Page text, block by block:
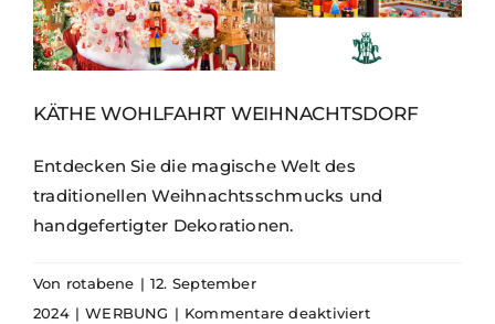
KÄTHE WOHLFAHRT WEIHNACHTSDORF
Entdecken Sie die magische Welt des
traditionellen Weihnachtsschmucks und
handgefertigter Dekorationen.
Von rotabene | 12. September
2024 | WERBUNG | Kommentare deaktiviertfür